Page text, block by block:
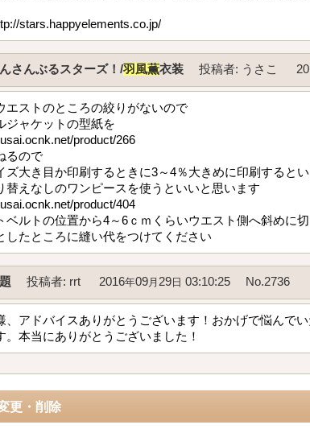
stars.happyelements.co.jp/
さんぶるスターズ！/羽風薫衣装 投稿者: うさこ
エストのところの絞りがないので
ジャケットの型紙を
product/266
るので
ズ大き目か印刷するときに3～4％大きめに印刷すると
替えなしのワンピースを使うといいと思います
product/404
ベルトの位置から4～6ｃｍくらいウエスト側へ斜めに
したところに縫い代をつけてください
投稿者: rrt 2016年09月 29 日 03:10:25 No.2736
、アドバイスありがとうございます！おかげで悩んで
。本当にありがとうございました！
更・削除